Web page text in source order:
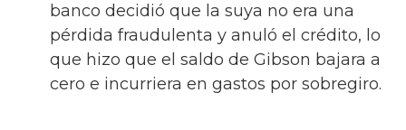
banco decidió que la suya no era una
pérdida fraudulenta y anuló el crédito, lo
que hizo que el saldo de Gibson bajara a
cero e incurriera en gastos por sobregiro.